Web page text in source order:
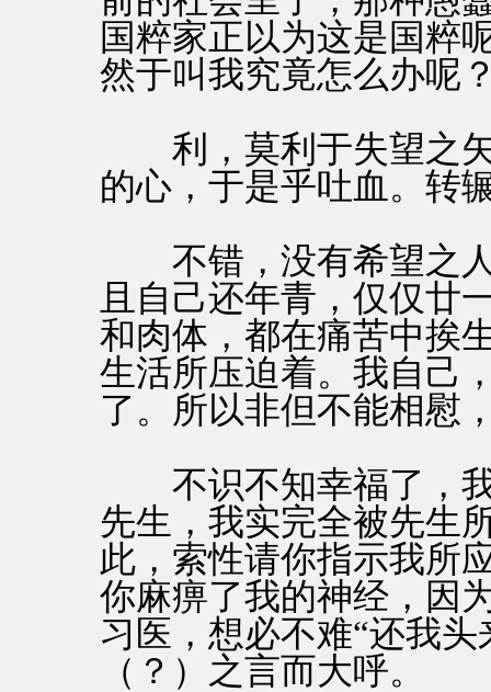
国粹家正以为这是国
然于叫我究竟怎么办呢
利，莫利于失望之矢
的心，于是乎吐血。转
不错，没有希望之人
且自己还年青，仅仅廿
和肉体，都在痛苦中挨
生活所压迫着。我自己
了。所以非但不能相慰
不识不知幸福了，我
先生，我实完全被先生
此，索性请你指示我所
你麻痹了我的神经，因
习医，想必不难“还我
（？）之言而大呼。